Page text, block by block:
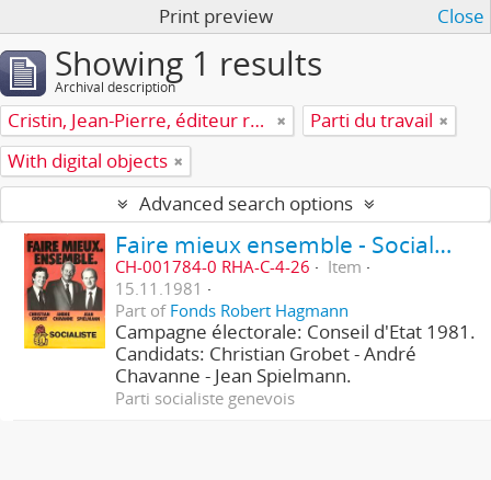
Print preview Close
Showing 1 results
Archival description
Cristin, Jean-Pierre, éditeur responsable
Parti du travail
With digital objects
Advanced search options
Faire mieux ensemble - Socialiste
CH-001784-0 RHA-C-4-26
Item
15.11.1981
Part of Fonds Robert Hagmann
Campagne électorale: Conseil d'Etat 1981.
Candidats: Christian Grobet - André
Chavanne - Jean Spielmann.
Parti socialiste genevois